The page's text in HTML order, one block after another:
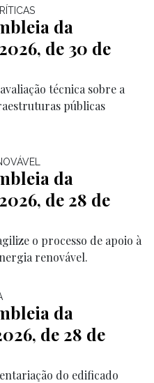
da
de 30 de
técnica sobre a
públicas
da
de 28 de
o processo de apoio à
renovável.
da
de 28 de
do edificado